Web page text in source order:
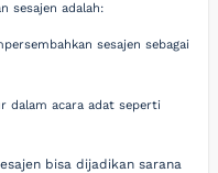
sesajen adalah:
sesajen sebagai
acara adat seperti
bisa dijadikan sarana